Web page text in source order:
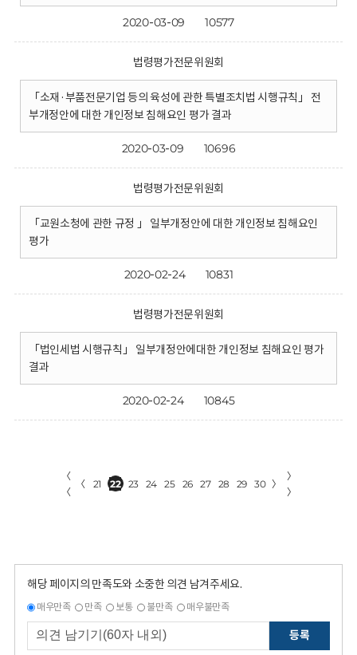
2020-03-09 10577
법령평가전문위원회
「소재·부품전문기업 등의 육성에 관한 특별조치법 시행규칙」 전
부개정안에 대한 개인정보 침해요인 평가 결과
2020-03-09 10696
법령평가전문위원회
「교원소청에 관한 규정 」 일부개정안에 대한 개인정보 침해요인
평가
2020-02-24 10831
법령평가전문위원회
「법인세법 시행규칙」 일부개정안에대한 개인정보 침해요인 평가
결과
2020-02-24 10845
〈
〈
〈 21 22 23 24 25 26 27 28 29 30 〉
〉
〉
해당 페이지의 만족도와 소중한 의견 남겨주세요.
매우만족 만족 보통 불만족 매우불만족
등록